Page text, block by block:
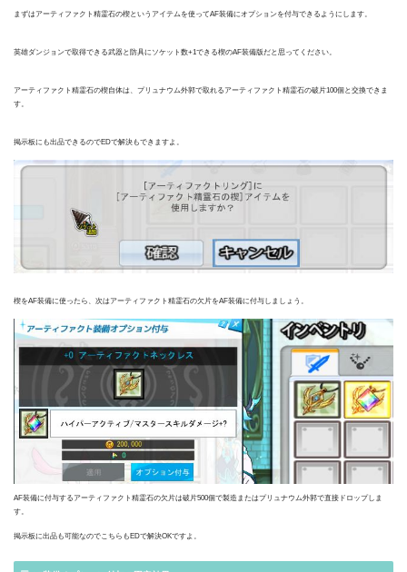
まずはアーティファクト精霊石の楔というアイテムを使ってAF装備にオプションを付与できるようにします。
英雄ダンジョンで取得できる武器と防具にソケット数+1できる楔のAF装備版だと思ってください。
アーティファクト精霊石の楔自体は、プリュナウム外郭で取れるアーティファクト精霊石の破片100個と交換できま
す。
掲示板にも出品できるのでEDで解決もできますよ。
楔をAF装備に使ったら、次はアーティファクト精霊石の欠片をAF装備に付与しましょう。
AF装備に付与するアーティファクト精霊石の欠片は破片500個で製造またはプリュナウム外郭で直接ドロップしま
す。
掲示板に出品も可能なのでこちらもEDで解決OKですよ。